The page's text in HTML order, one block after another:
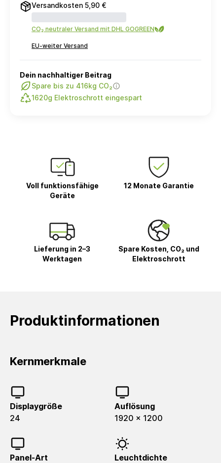
Versandkosten 5,90 €
CO₂ neutraler Versand mit DHL GOGREEN
EU-weiter Versand
Dein nachhaltiger Beitrag
Spare bis zu 416kg CO₂
1620g Elektroschrott eingespart
Voll funktionsfähige
Geräte
12 Monate Garantie
Lieferung in 2–3
Werktagen
Spare Kosten, CO₂ und
Elektroschrott
Produktinformationen
Kernmerkmale
Displaygröße
24
Auflösung
1920 x 1200
Panel-Art
Leuchtdichte